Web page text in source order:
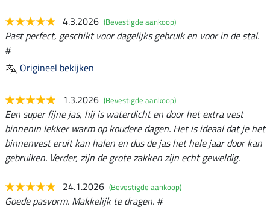
4.3.2026 (Bevestigde aankoop)
Past perfect, geschikt voor dagelijks gebruik en voor in de stal.
#
Origineel bekijken
1.3.2026 (Bevestigde aankoop)
Een super fijne jas, hij is waterdicht en door het extra vest
binnenin lekker warm op koudere dagen. Het is ideaal dat je het
binnenvest eruit kan halen en dus de jas het hele jaar door kan
gebruiken. Verder, zijn de grote zakken zijn echt geweldig.
24.1.2026 (Bevestigde aankoop)
Goede pasvorm. Makkelijk te dragen. #